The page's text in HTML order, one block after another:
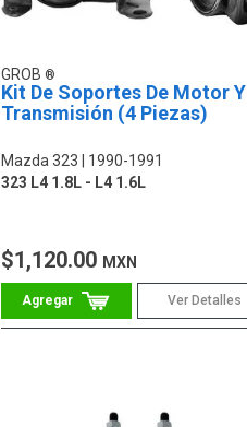
GROB
Kit De Soportes De Motor Y
Transmisión (4 Piezas)
Mazda 323
1990-1991
323 L4 1.8L - L4 1.6L
$1,120.00 MXN
Ver Detalles